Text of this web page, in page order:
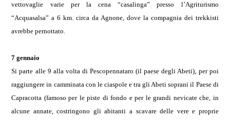
vettovaglie varie per la cena “casalinga” presso l’Agriturismo
“Acquasalsa” a 6 km. circa da Agnone, dove la compagnia dei trekkisti
avrebbe pernottato.
7 gennaio
Si parte alle 9 alla volta di Pescopennataro (il paese degli Abeti), per poi
raggiungere in camminata con le ciaspole e tra gli Abeti soprani il Paese di
Capracotta (famoso per le piste di fondo e per le grandi nevicate che, in
alcune annate, costringono gli abitanti a scavare delle vere e proprie